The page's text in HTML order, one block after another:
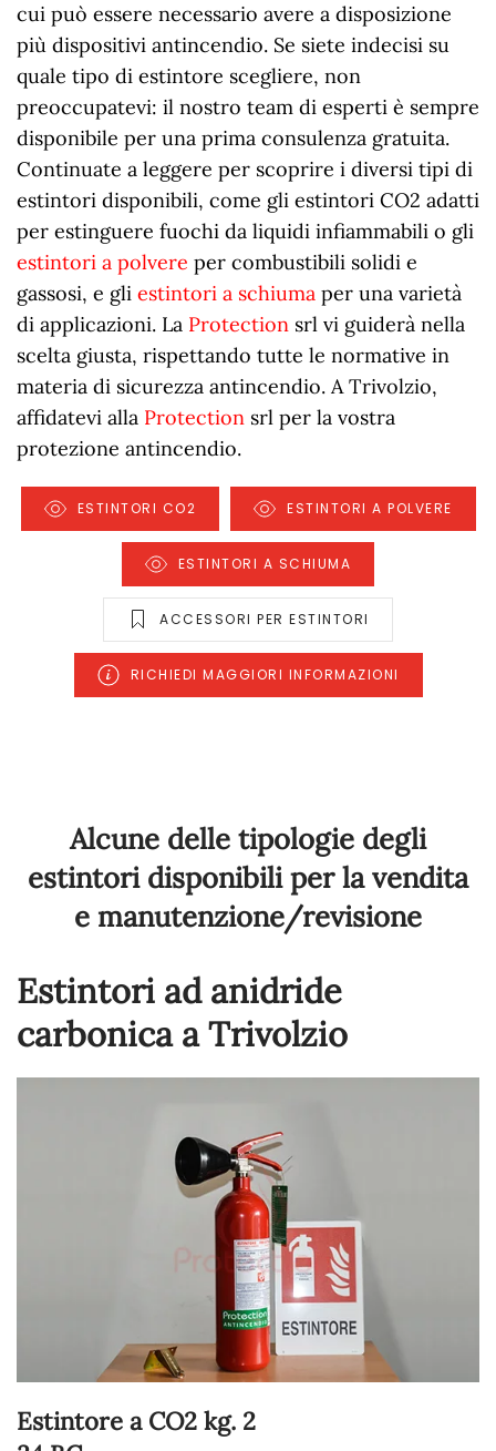
cui può essere necessario avere a disposizione
più dispositivi antincendio. Se siete indecisi su
quale tipo di estintore scegliere, non
preoccupatevi: il nostro team di esperti è sempre
disponibile per una prima consulenza gratuita.
Continuate a leggere per scoprire i diversi tipi di
estintori disponibili, come gli estintori CO2 adatti
per estinguere fuochi da liquidi infiammabili o gli
estintori a polvere per combustibili solidi e
gassosi, e gli estintori a schiuma per una varietà
di applicazioni. La Protection srl vi guiderà nella
scelta giusta, rispettando tutte le normative in
materia di sicurezza antincendio. A Trivolzio,
affidatevi alla Protection srl per la vostra
protezione antincendio.
ESTINTORI CO2 ESTINTORI A POLVERE
ESTINTORI A SCHIUMA
ACCESSORI PER ESTINTORI
RICHIEDI MAGGIORI INFORMAZIONI
Alcune delle tipologie degli
estintori disponibili per la vendita
e manutenzione/revisione
Estintori ad anidride
carbonica a Trivolzio
Estintore a CO2 kg. 2